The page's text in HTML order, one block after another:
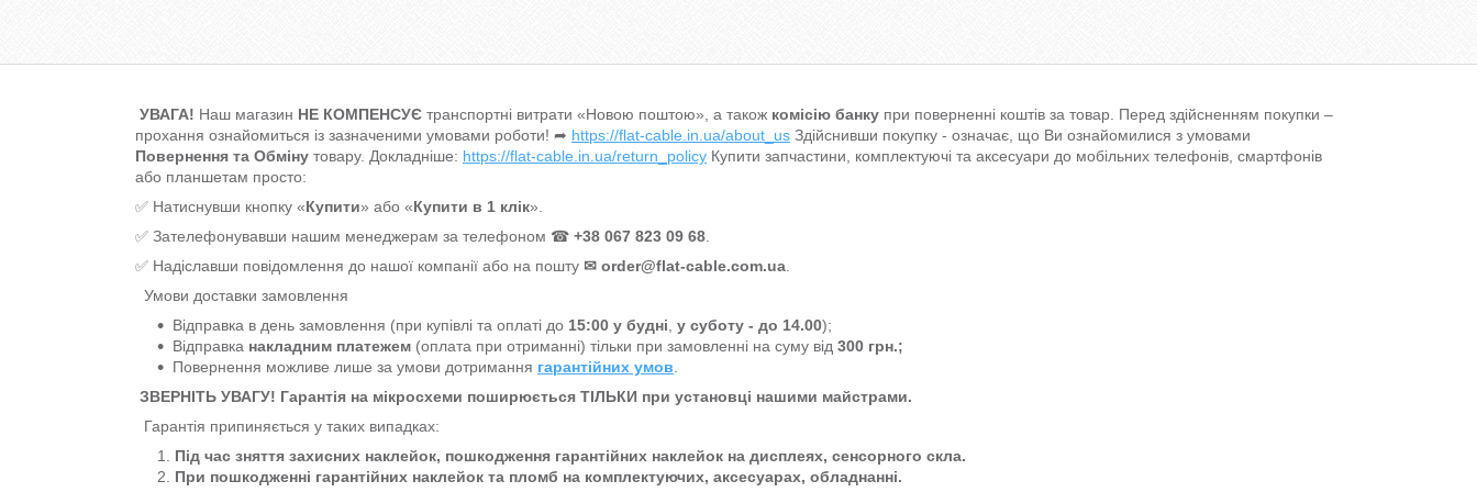
УВАГА! Наш магазин НЕ КОМПЕНСУЄ транспортні витрати «Новою поштою», а також комісію банку при поверненні коштів за товар. Перед здійсненням покупки –
прохання ознайомиться із зазначеними умовами роботи! ➦ https://flat-cable.in.ua/about_us Здійснивши покупку - означає, що Ви ознайомилися з умовами
Повернення та Обміну товару. Докладніше: https://flat-cable.in.ua/return_policy Купити запчастини, комплектуючі та аксесуари до мобільних телефонів, смартфонів
або планшетам просто:
✅ Натиснувши кнопку «Купити» або «Купити в 1 клік».
✅ Зателефонувавши нашим менеджерам за телефоном ☎ +38 067 823 09 68
✅ Надіславши повідомлення до нашої компанії або на пошту ✉ order@flat-cable.com.ua
Умови доставки замовлення
Відправка в день замовлення (при купівлі та оплаті до 15:00 у будні у суботу - до 14.00);
Відправка накладним платежем (оплата при отриманні) тільки при замовленні на суму від 300 грн.;
Повернення можливе лише за умови дотримання гарантійних умов
ЗВЕРНІТЬ УВАГУ! Гарантія на мікросхеми поширюється ТІЛЬКИ при установці нашими майстрами.
Гарантія припиняється у таких випадках:
Під час зняття захисних наклейок, пошкодження гарантійних наклейок на дисплеях, сенсорного скла.
При пошкодженні гарантійних наклейок та пломб на комплектуючих, аксесуарах, обладнанні.